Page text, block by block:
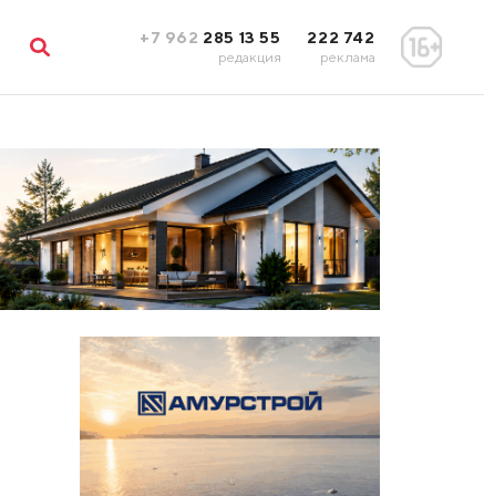
+7 962 285 13 55
редакция
222 742
реклама